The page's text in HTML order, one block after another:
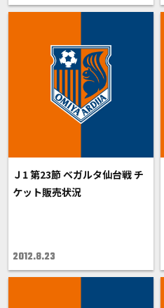
Ｊ1 第23節 ベガルタ仙台戦 チ
ケット販売状況
2012.8.23